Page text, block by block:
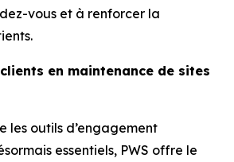
vous et à renforcer la
en maintenance de sites
les outils d’engagement
essentiels, PWS offre le